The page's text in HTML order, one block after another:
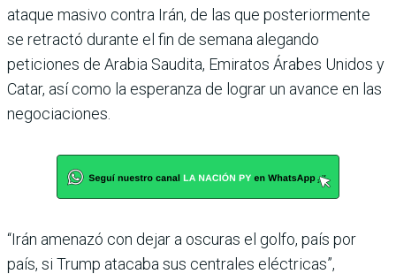
ataque masivo contra Irán, de las que posteriormente
se retractó durante el fin de semana alegando
peticiones de Arabia Saudita, Emiratos Árabes Unidos y
Catar, así como la esperanza de lograr un avance en las
negociacio­nes.
“Irán amenazó con dejar a oscuras el golfo, país por
país, si Trump atacaba sus centrales eléctricas”,